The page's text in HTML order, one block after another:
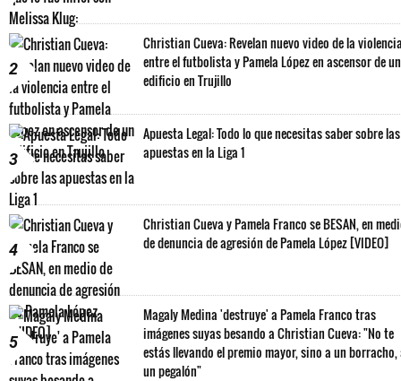
2
Christian Cueva: Revelan nuevo video de la
entre el futbolista y Pamela López en ascensor de un
edificio en Trujillo
3
Apuesta Legal: Todo lo que necesitas saber sobre las
apuestas en la Liga 1
4
Christian Cueva y Pamela Franco se BESAN, en
de denuncia de agresión de Pamela López [VIDEO]
5
Magaly Medina 'destruye' a Pamela Franco tras
imágenes suyas besando a Christian Cueva: "No te
estás llevando el premio mayor, sino a un borracho,
un pegalón"